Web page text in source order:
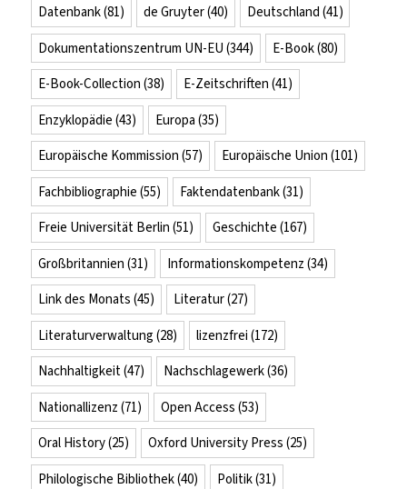
Datenbank(81) de Gruyter(40) Deutschland (41)
Dokumentationszentrum UN-EU (344) E-Book(80)
E-Book-Collection (38) E-Zeitschriften (41)
Enzyklopädie (43) Europa (35)
Europäische Kommission (57) Europäische Union (101)
Fachbibliographie (55) Faktendatenbank(31)
Freie Universität Berlin (51) Geschichte (167)
Großbritannien (31) Informationskompetenz (34)
Link des Monats (45) Literatur(27)
Literaturverwaltung (28) lizenzfrei (172)
Nachhaltigkeit(47) Nachschlagewerk(36)
Nationallizenz (71) Open Access (53)
Oral History(25) Oxford University Press (25)
Philologische Bibliothek(40) Politik(31)